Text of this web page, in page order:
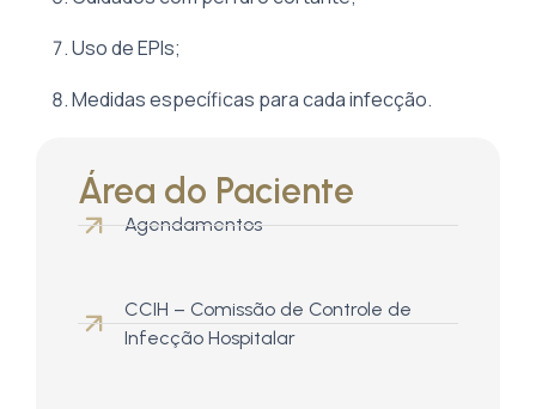
Uso de EPIs;
Medidas específicas para cada infecção.
Área do Paciente
Agendamentos
CCIH – Comissão de Controle de
Infecção Hospitalar